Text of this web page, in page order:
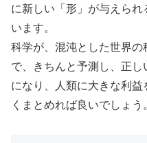
に新しい「形」が与えら
います。
科学が、混沌とした世界の
で、きちんと予測し、正し
になり、人類に大きな利益
くまとめれば良いでしょう